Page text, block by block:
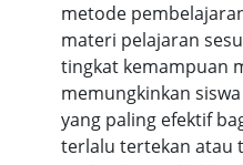
metode
materi pelajaran
tingkat kemampuan
memungkinkan
yang paling efektif
terlalu tertekan atau